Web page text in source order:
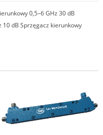
0,5–6 GHz 30 dB
dB Sprzęgacz kierunkowy